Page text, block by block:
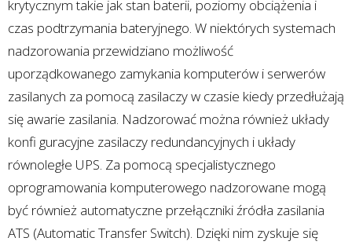
krytycznym takie jak stan baterii, poziomy obciążenia i
czas podtrzymania bateryjnego. W niektórych systemach
nadzorowania przewidziano możliwość
uporządkowanego zamykania komputerów i serwerów
zasilanych za pomocą zasilaczy w czasie kiedy przedłużają
się awarie zasilania. Nadzorować można również układy
konfi guracyjne zasilaczy redundancyjnych i układy
równoległe UPS. Za pomocą specjalistycznego
oprogramowania komputerowego nadzorowane mogą
być również automatyczne przełączniki źródła zasilania
ATS (Automatic Transfer Switch). Dzięki nim zyskuje się